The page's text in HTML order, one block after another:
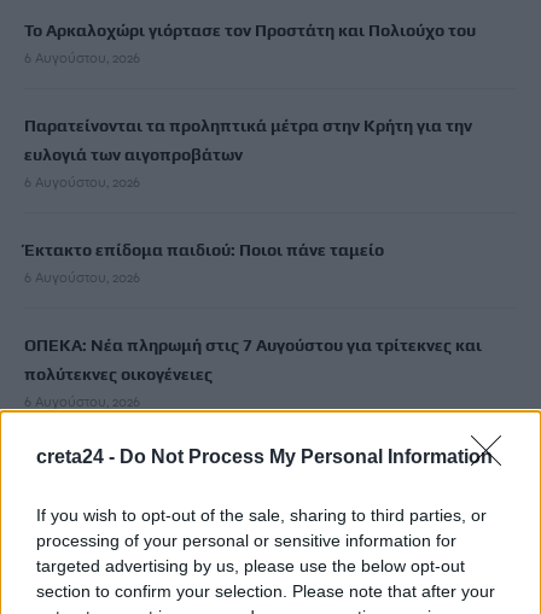
creta24 - Do Not Process My Personal Information
If you wish to opt-out of the sale, sharing to third parties, or
processing of your personal or sensitive information for
targeted advertising by us, please use the below opt-out
section to confirm your selection. Please note that after your
Το Αρκαλοχώρι γιόρτασε τον Προστάτη και Πολιούχο του
6 Αυγούστου, 2026
Παρατείνονται τα προληπτικά μέτρα στην Κρήτη για την
ευλογιά των αιγοπροβάτων
6 Αυγούστου, 2026
Έκτακτο επίδομα παιδιού: Ποιοι πάνε ταμείο
6 Αυγούστου, 2026
ΟΠΕΚΑ: Νέα πληρωμή στις 7 Αυγούστου για τρίτεκνες και
πολύτεκνες οικογένειες
6 Αυγούστου, 2026
Χρίστος Δήμας: «Προχωρούν τα έργα σε όλο το μήκος του
6 Αυγούστου, 2026
Λιμάνι Ηρακλείου: Έμπλεξε ο κάβος στην προπέλα του